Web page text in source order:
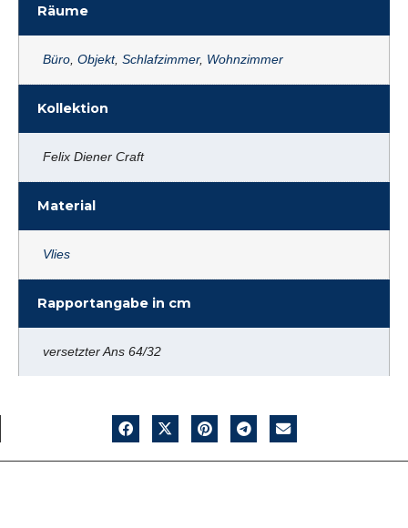
Räume
Büro Objekt, Schlafzimmer, Wohnzimmer
Kollektion
Felix Diener Craft
Material
Vlies
Rapportangabe in cm
versetzter Ans 64/32